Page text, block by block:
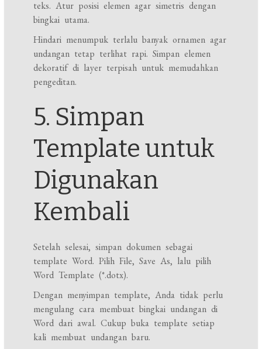
teks. Atur posisi elemen agar simetris dengan
bingkai utama.
Hindari menumpuk terlalu banyak ornamen agar
undangan tetap terlihat rapi. Simpan elemen
dekoratif di layer terpisah untuk memudahkan
pengeditan.
5. Simpan
Template untuk
Digunakan
Kembali
Setelah selesai, simpan dokumen sebagai
template Word. Pilih File, Save As, lalu pilih
Word Template (*.dotx).
Dengan menyimpan template, Anda tidak perlu
mengulang cara membuat bingkai undangan di
Word dari awal. Cukup buka template setiap
kali membuat undangan baru.